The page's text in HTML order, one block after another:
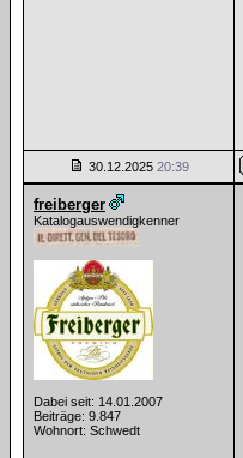
30.12.2025 20:39
freiberger
Katalogauswendigkenner
Dabei seit: 14.01.2007
Beiträge: 9.847
Wohnort: Schwedt